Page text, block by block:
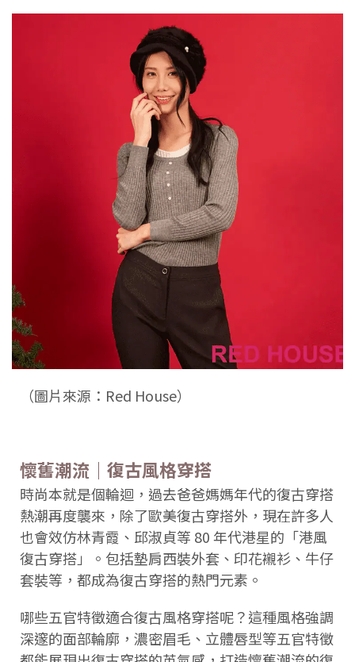
（圖片來源：Red House）
懷舊潮流｜復古風格穿搭
時尚本就是個輪迴，過去爸爸媽媽年代的復古穿搭
熱潮再度襲來，除了歐美復古穿搭外，現在許多人
也會效仿林青霞、邱淑貞等 80 年代港星的「港風
復古穿搭」。包括墊肩西裝外套、印花襯衫、牛仔
套裝等，都成為復古穿搭的熱門元素。
哪些五官特徵適合復古風格穿搭呢？這種風格強調
深邃的面部輪廓，濃密眉毛、立體唇型等五官特徵